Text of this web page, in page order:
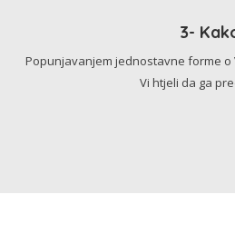
3-
Popunjavanjem jednostavne forme o
Vi htjeli da ga